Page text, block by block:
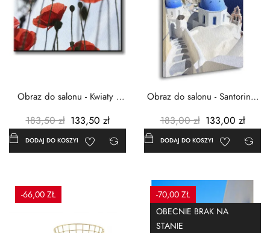
Obraz do salonu - Kwiaty -
183,50 zł 133,50 zł
DODAJ DO KOSZYKA
Obraz do salonu - Santorini -
183,00 zł 133,00 zł
DODAJ DO KOSZYKA
-66,00 ZŁ
-70,00 ZŁ
OBECNIE BRAK NA
STANIE